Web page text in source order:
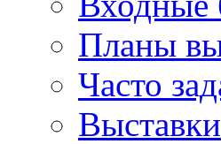
Планы
Часто
Выставки